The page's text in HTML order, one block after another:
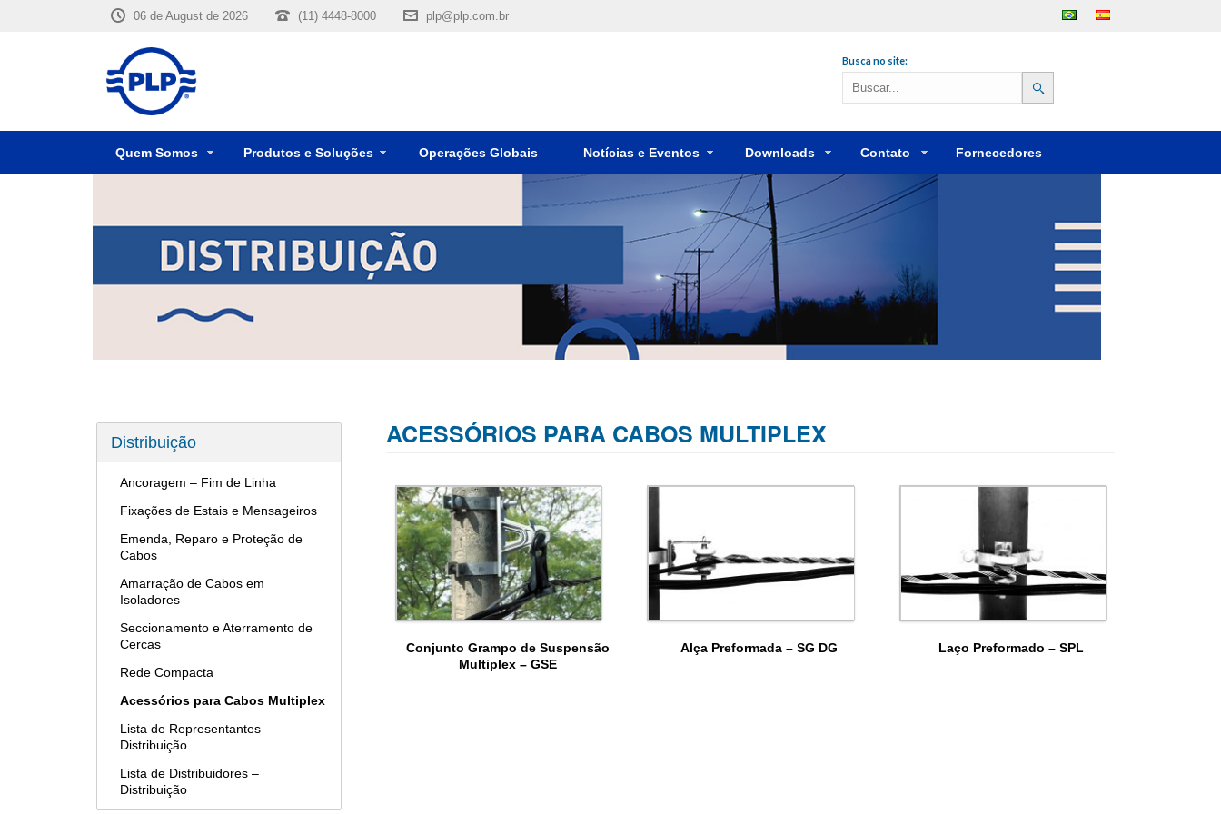
06 de August de 2026 (11) 4448-8000 plp@plp.com.br Português
Busca no site:
Quem Somos Produtos e Soluções Operações Globais Notícias e Eventos Downloads Contato Fornecedores
ACESSÓRIOS PARA CABOS MULTIPLEX
Conjunto Grampo de Suspensão
Multiplex – GSE
Alça Preformada – SG DG Laço Preformado – SPL
Distribuição
Ancoragem – Fim de Linha
Fixações de Estais e Mensageiros
Emenda, Reparo e Proteção de
Cabos
Amarração de Cabos em
Isoladores
Seccionamento e Aterramento de
Cercas
Rede Compacta
Acessórios para Cabos Multiplex
Lista de Representantes –
Distribuição
Lista de Distribuidores –
Distribuição